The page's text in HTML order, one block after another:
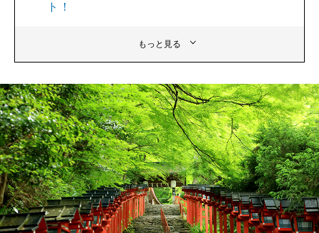
ト！
もっと見る